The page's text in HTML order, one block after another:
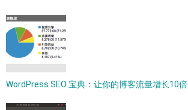
WordPress SEO 宝典：让你的博客流量增长10倍